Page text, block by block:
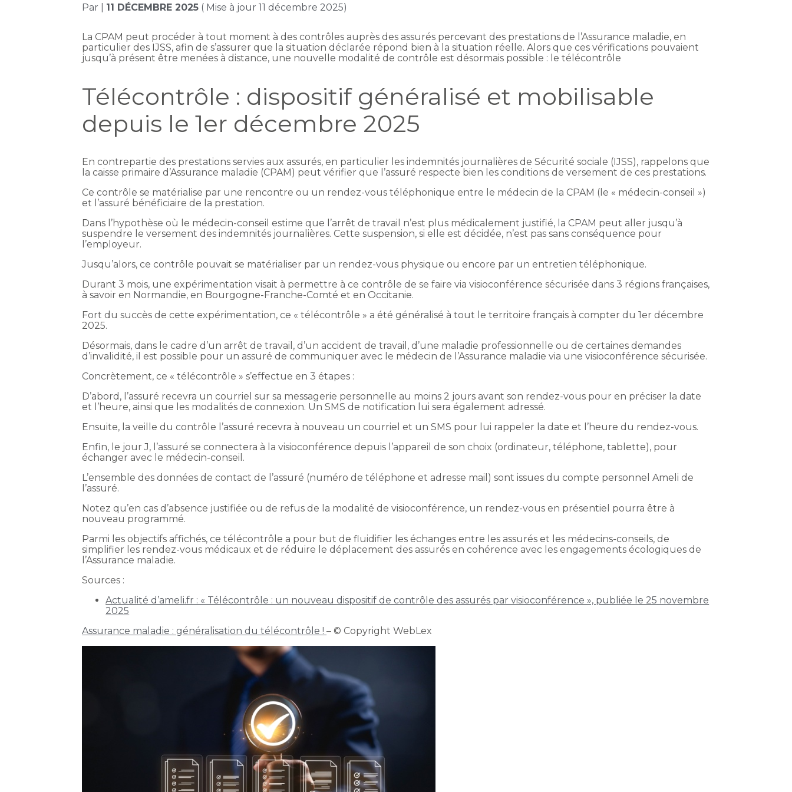
Par 11 DÉCEMBRE 2025 ( Mise à jour 11 décembre 2025)
La CPAM peut procéder à tout moment à des contrôles auprès des assurés percevant des prestations de l’Assurance maladie, en
particulier des IJSS, afin de s’assurer que la situation déclarée répond bien à la situation réelle. Alors que ces vérifications pouvaient
jusqu’à présent être menées à distance, une nouvelle modalité de contrôle est désormais possible : le télécontrôle
Télécontrôle : dispositif généralisé et mobilisable
depuis le 1er décembre 2025
En contrepartie des prestations servies aux assurés, en particulier les indemnités journalières de Sécurité sociale (IJSS), rappelons que
la caisse primaire d’Assurance maladie (CPAM) peut vérifier que l’assuré respecte bien les conditions de versement de ces prestations.
Ce contrôle se matérialise par une rencontre ou un rendez-vous téléphonique entre le médecin de la CPAM (le « médecin-conseil »)
et l’assuré bénéficiaire de la prestation.
Dans l’hypothèse où le médecin-conseil estime que l’arrêt de travail n’est plus médicalement justifié, la CPAM peut aller jusqu’à
suspendre le versement des indemnités journalières. Cette suspension, si elle est décidée, n’est pas sans conséquence pour
l’employeur.
Jusqu’alors, ce contrôle pouvait se matérialiser par un rendez-vous physique ou encore par un entretien téléphonique.
Durant 3 mois, une expérimentation visait à permettre à ce contrôle de se faire via visioconférence sécurisée dans 3 régions françaises,
à savoir en Normandie, en Bourgogne-Franche-Comté et en Occitanie.
Fort du succès de cette expérimentation, ce « télécontrôle » a été généralisé à tout le territoire français à compter du 1er décembre
2025.
Désormais, dans le cadre d’un arrêt de travail, d’un accident de travail, d’une maladie professionnelle ou de certaines demandes
d’invalidité, il est possible pour un assuré de communiquer avec le médecin de l’Assurance maladie via une visioconférence sécurisée.
Concrètement, ce « télécontrôle » s’effectue en 3 étapes :
D’abord, l’assuré recevra un courriel sur sa messagerie personnelle au moins 2 jours avant son rendez-vous pour en préciser la date
et l’heure, ainsi que les modalités de connexion. Un SMS de notification lui sera également adressé.
Ensuite, la veille du contrôle l’assuré recevra à nouveau un courriel et un SMS pour lui rappeler la date et l’heure du rendez-vous.
Enfin, le jour J, l’assuré se connectera à la visioconférence depuis l’appareil de son choix (ordinateur, téléphone, tablette), pour
échanger avec le médecin-conseil.
L’ensemble des données de contact de l’assuré (numéro de téléphone et adresse mail) sont issues du compte personnel Ameli de
l’assuré.
Notez qu’en cas d’absence justifiée ou de refus de la modalité de visioconférence, un rendez-vous en présentiel pourra être à
nouveau programmé.
Parmi les objectifs affichés, ce télécontrôle a pour but de fluidifier les échanges entre les assurés et les médecins-conseils, de
simplifier les rendez-vous médicaux et de réduire le déplacement des assurés en cohérence avec les engagements écologiques de
l’Assurance maladie.
Sources :
Actualité d’ameli.fr : « Télécontrôle : un nouveau dispositif de contrôle des assurés par visioconférence », publiée le 25 novembre
2025
Assurance maladie : généralisation du télécontrôle !– © Copyright WebLex